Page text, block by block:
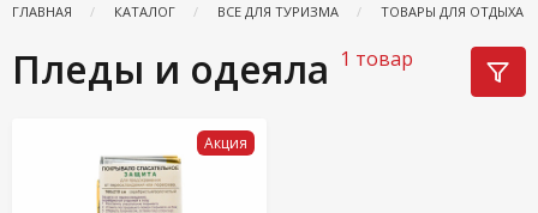
ГЛАВНАЯ КАТАЛОГ ВСЕ ДЛЯ ТУРИЗМА ТОВАРЫ ДЛЯ ОТДЫХА
Пледы и одеяла 1 товар
Акция